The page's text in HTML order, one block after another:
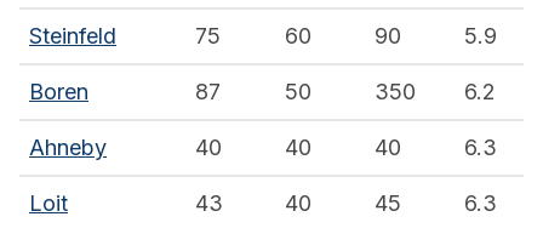
Steinfeld 75 60 90 5.9
Boren 87 50 350 6.2
Ahneby 40 40 40 6.3
Loit 43 40 45 6.3